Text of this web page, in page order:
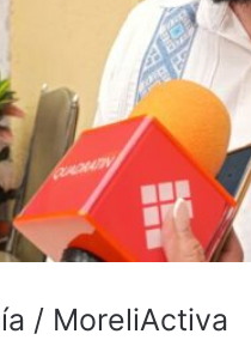
/ MoreliActiva